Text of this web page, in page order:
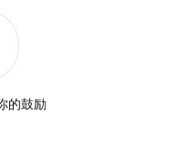
的鼓励